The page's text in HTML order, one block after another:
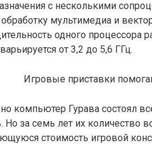
с несколькими
обработку мультимедиа и
одного процессора
от 3,2 до 5,6 ГГц.
компьютер Гурава состоял
Но за семь лет их количество
стоимость игровой